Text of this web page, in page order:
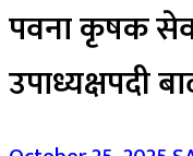
पवना कृषक
उपाध्यक्षपदी